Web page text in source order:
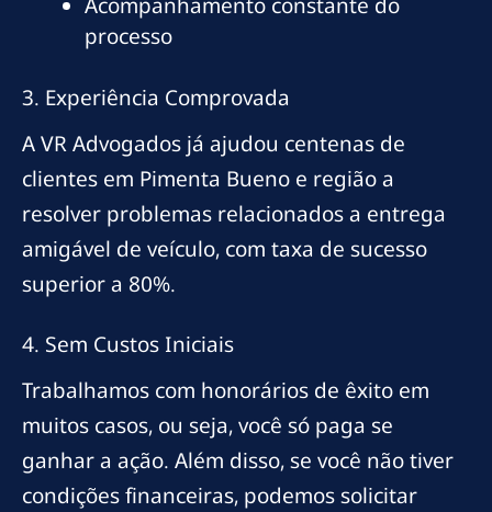
processo
3. Experiência Comprovada
A VR Advogados já ajudou centenas de
clientes em Pimenta Bueno e região a
resolver problemas relacionados a entrega
amigável de veículo, com taxa de sucesso
superior a 80%.
4. Sem Custos Iniciais
Trabalhamos com honorários de êxito em
muitos casos, ou seja, você só paga se
ganhar a ação. Além disso, se você não tiver
condições financeiras, podemos solicitar